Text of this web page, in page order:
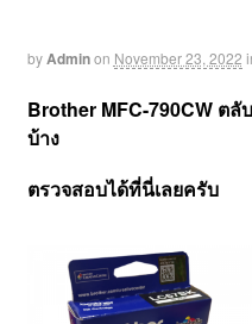
byAdminon November 23, 2022
Brother MFC-790CW ตลั
บ้าง
ตรวจสอบได้ที่นี่เลยครับ